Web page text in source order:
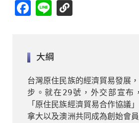
Facebook
Line
大綱
台灣原住民族的經濟貿易發展
步。就在29號，外交部宣布
「原住民族經濟貿易合作協議
拿大以及澳洲共同成為創始會